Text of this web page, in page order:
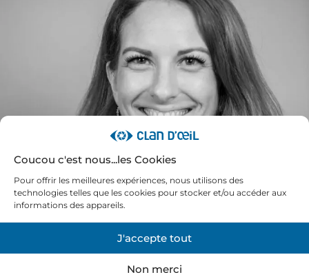
Coucou c'est nous...les Cookies
Pour offrir les meilleures expériences, nous utilisons des
technologies telles que les cookies pour stocker et/ou accéder aux
informations des appareils.
J'accepte tout
Non merci